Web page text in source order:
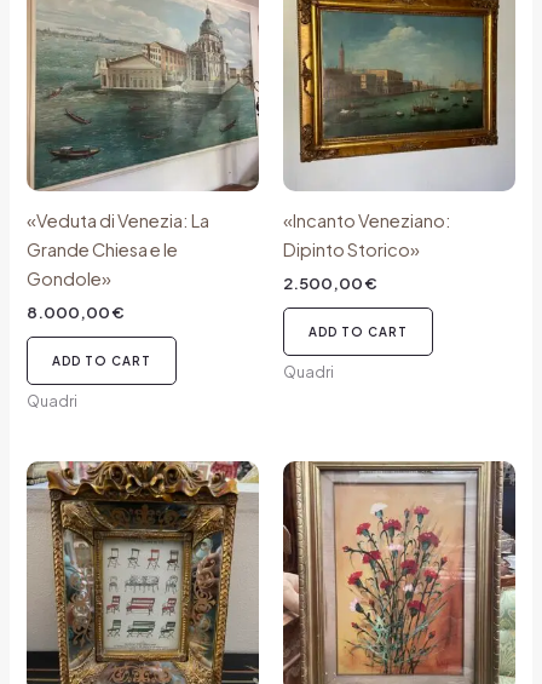
«Veduta di Venezia: La
Grande Chiesa e le
Gondole»
8.000,00€
ADD TO CART
Quadri
«Incanto Veneziano:
Dipinto Storico»
2.500,00€
ADD TO CART
Quadri